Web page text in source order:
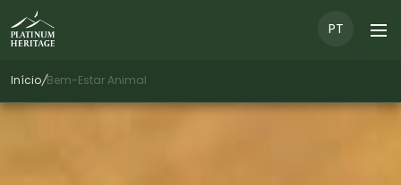
PT
Início/Bem-Estar Animal